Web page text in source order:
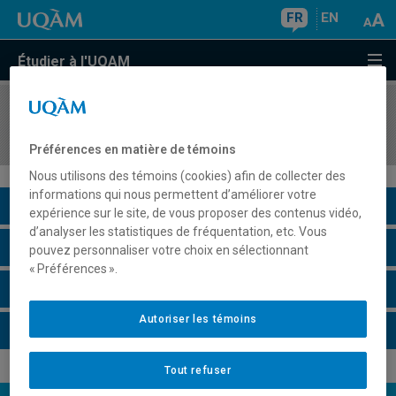
FR EN
Étudier à l'UQAM
COURS//
Description du cours
Horaire - Été 2026
Préférences en matière de témoins
Nous utilisons des témoins (cookies) afin de collecter des
informations qui nous permettent d’améliorer votre
expérience sur le site, de vous proposer des contenus vidéo,
d’analyser les statistiques de fréquentation, etc. Vous
pouvez personnaliser votre choix en sélectionnant
« Préférences ».
Tout refuser
Autoriser les témoins